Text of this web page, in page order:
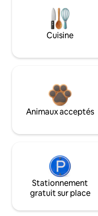
Cuisine
Animaux acceptés
Stationnement
gratuit sur place